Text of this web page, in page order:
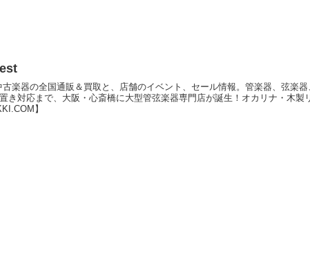
楽器の全国通販＆買取と、店舗のイベント、セール情報。管楽器、弦楽
き対応まで、大阪・心斎橋に大型管弦楽器専門店が誕生！オカリナ・木製
】